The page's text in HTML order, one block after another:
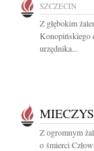
SZCZECIN
Z głębokim
Konopińskiego
urzędnika...
Z ogromnym
o śmierci